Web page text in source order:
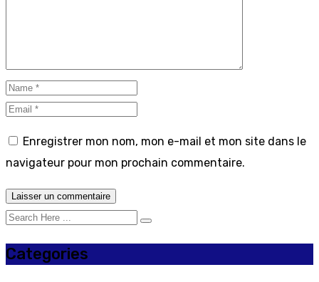
Enregistrer mon nom, mon e-mail et mon site dans le
navigateur pour mon prochain commentaire.
Categories